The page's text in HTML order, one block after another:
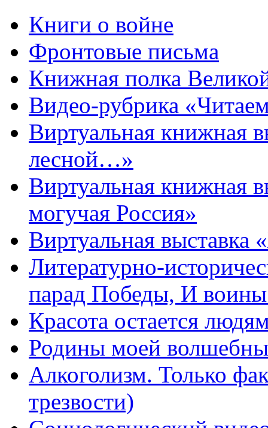
Книги о войне
Фронтовые письма
Книжная полка
Видео-рубрика
Виртуальная книжная
лесной…»
Виртуальная книжная
могучая Россия»
Виртуальная
Литературно-
парад Победы, И
Красота остается
Родины моей
Алкоголизм. Только
трезвости)